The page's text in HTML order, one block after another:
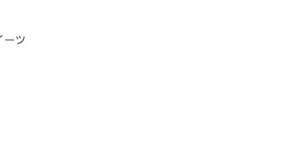
ツ